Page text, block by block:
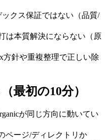
クス保証ではない（品質/
は本質解決にならない（原
方針や重複整理で正しい除
最初の10分）
が同じ方向に動いてい
ページ/ディレクトリか